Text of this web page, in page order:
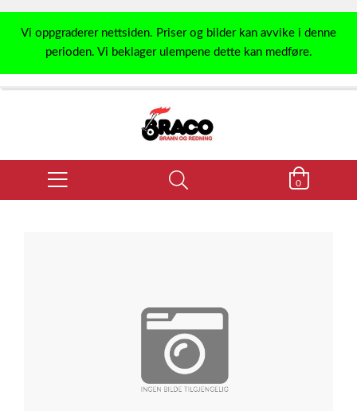
Vi oppgraderer nettsiden. Priser og bilder kan avvike i denne
perioden. Vi beklager ulempene dette kan medføre.
0